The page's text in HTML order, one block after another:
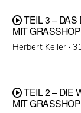
TEIL 3 – DAS
MIT
Herbert Keller ·
TEIL 2 – DIE
MIT